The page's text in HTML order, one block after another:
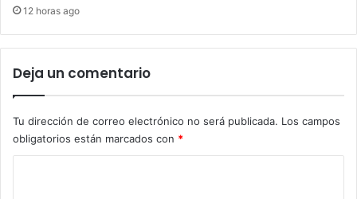
12 horas ago
Deja un comentario
Tu dirección de correo electrónico no será publicada. Los campos
obligatorios están marcados con *